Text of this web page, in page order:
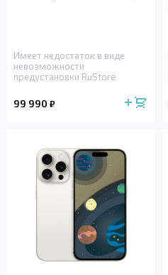
Имеет недостаток в виде
невозможности
предустановки RuStore
99 990 ₽